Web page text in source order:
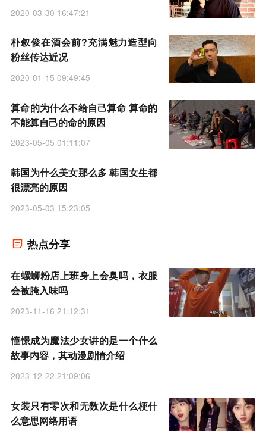
2020-03-30 16:47:21
朴叙俊在酒会前?充满魅力造型向
粉丝传达近况
2020-01-15 09:49:45
算命的为什么不给自己算命 算命的
不能算自己的命的原因
2023-05-05 01:11:07
韩国为什么美女那么多 韩国女生都
很漂亮的原因
2023-05-03 15:23:05
热点分享
在螺蛳粉店上班身上会臭吗，衣服
会被腌入味吗
2023-11-16 21:12:31
憧憬成为魔法少女讲的是一个什么
故事内容，其动漫剧情介绍
2023-12-22 21:09:06
女装只有零次和无数次是什么梗什
么意思网络用语